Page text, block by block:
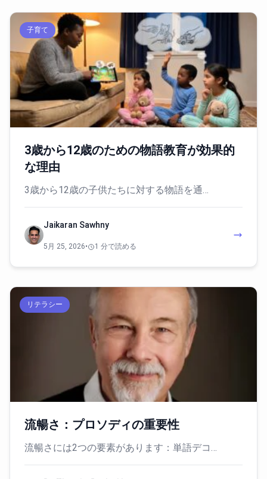
子育て
3歳から12歳のための物語教育が効果的
な理由
3歳から12歳の子供たちに対する物語を通…
Jaikaran Sawhny
5月 25, 2026• 1 分で読める
リテラシー
流暢さ：プロソディの重要性
流暢さには2つの要素があります：単語デコ…